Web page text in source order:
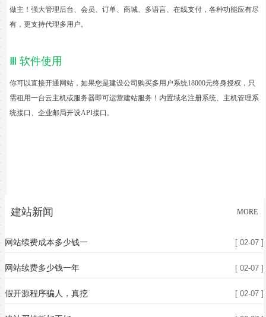
建站新闻 MORE
网站续费成本多少钱一 [ 02-07 ]
网站续费多少钱一年 [ 02-07 ]
假开源程序骗人，真挖 [ 02-07 ]
做主！强大管理后台、会员、订单、商城、多语言、在线支付，各种功能应有尽
有，更支持代理多用户。
Ⅲ 软件使用
你可以直接开通网站，如果您是建设公司购买多用户系统18000元终身授权，只
需租用一台云主机或服务器即可运营建站服务！内置域名注册系统、主机管理系
统接口 、企业邮局开设API接口。